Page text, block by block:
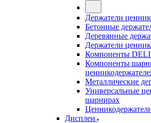
Держатели
Бетонные
Деревянные
Держатели
Компоненты DELI
Компоненты
Металлические
Универсальные
шарнирах
Дисплеи